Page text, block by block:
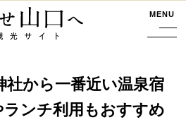
県観光サイト MENU
社から一番近い温泉宿
ンチ利用もおすすめ